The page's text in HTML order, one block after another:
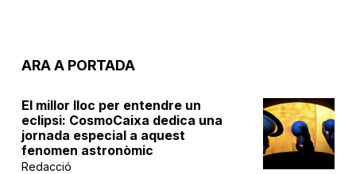
ARA A PORTADA
El millor lloc per entendre un
eclipsi: CosmoCaixa dedica una
jornada especial a aquest
fenomen astronòmic
Redacció